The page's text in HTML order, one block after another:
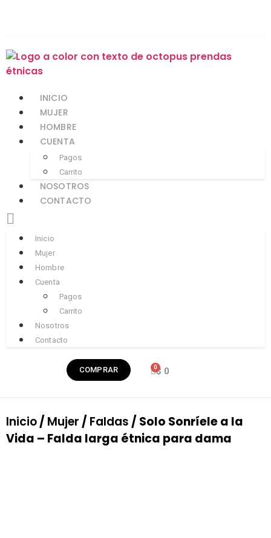
INICIO
MUJER
HOMBRE
CUENTA
Pagos
Carrito
NOSOTROS
CONTACTO
Inicio
Mujer
Hombre
Cuenta
Pagos
Carrito
Nosotros
Contacto
COMPRAR $ 0
Inicio/ Mujer / Faldas / Solo Sonríele a la
Vida – Falda larga étnica para dama